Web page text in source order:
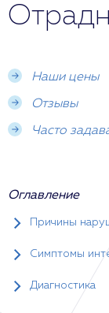
Наши цены
Отзывы
Часто
Оглавление
Причины
Симптомы
Диагностика